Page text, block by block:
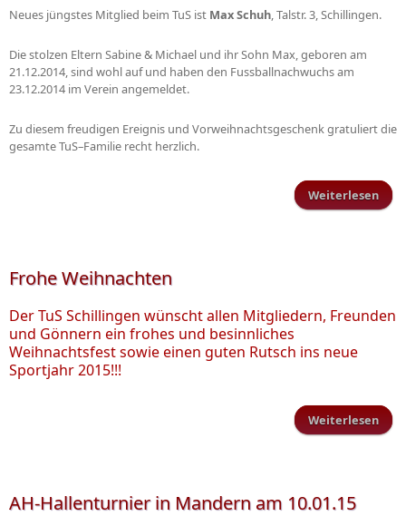
Neues jüngstes Mitglied beim TuS ist Max Schuh, Talstr. 3, Schillingen.
Die stolzen Eltern Sabine & Michael und ihr Sohn Max, geboren am
21.12.2014, sind wohl auf und haben den Fussballnachwuchs am
23.12.2014 im Verein angemeldet.
Zu diesem freudigen Ereignis und Vorweihnachtsgeschenk gratuliert die
gesamte TuS–Familie recht herzlich.
Weiterlesen
Frohe Weihnachten
Der TuS Schillingen wünscht allen Mitgliedern, Freunden
und Gönnern ein frohes und besinnliches
Weihnachtsfest sowie einen guten Rutsch ins neue
Sportjahr 2015!!!
Weiterlesen
AH-Hallenturnier in Mandern am 10.01.15